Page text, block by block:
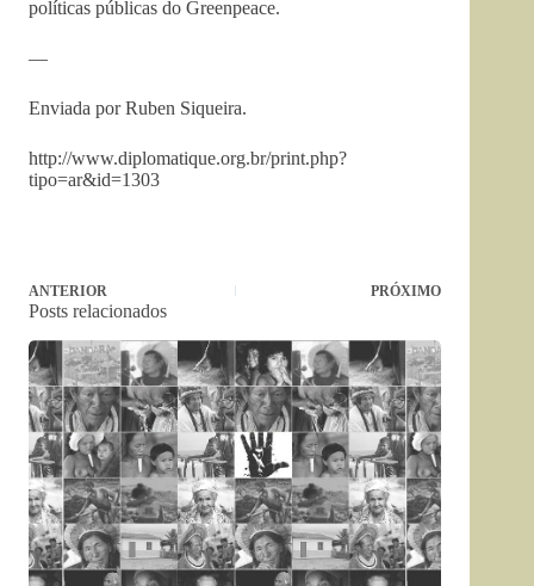
políticas públicas do Greenpeace.
—
Enviada por Ruben Siqueira.
http://www.diplomatique.org.br/print.php?
tipo=ar&id=1303
ANTERIOR PRÓXIMO
Posts relacionados